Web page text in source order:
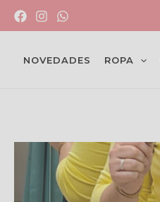
NOVEDADES ROPA